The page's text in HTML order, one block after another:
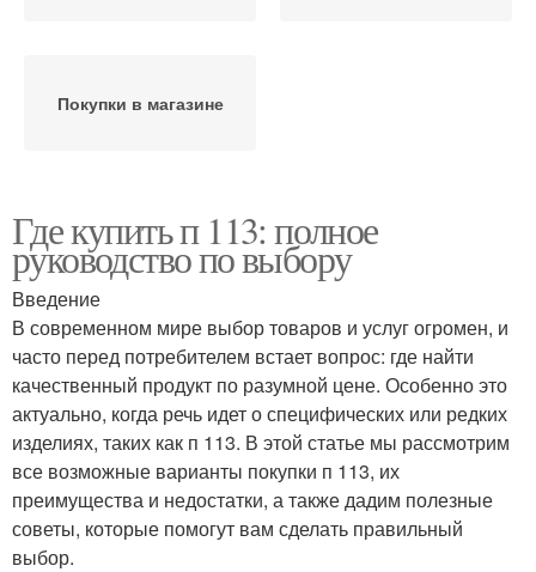
Покупки в магазине
Где купить п 113: полное
руководство по выбору
Введение
В современном мире выбор товаров и услуг огромен, и
часто перед потребителем встает вопрос: где найти
качественный продукт по разумной цене. Особенно это
актуально, когда речь идет о специфических или редких
изделиях, таких как п 113. В этой статье мы рассмотрим
все возможные варианты покупки п 113, их
преимущества и недостатки, а также дадим полезные
советы, которые помогут вам сделать правильный
выбор.